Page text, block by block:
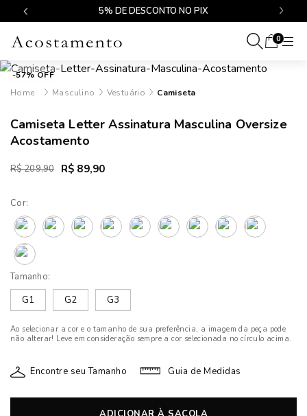
5% DE DESCONTO NO PIX
0
-57% OFF
Masculino
Vestuário Camiseta
Camiseta Letter Assinatura Masculina Oversize
Acostamento
R$ 209,90 R$ 89,90
Cor:
Tamanho:
G1
G2 G3
Ao selecionar a cor e o tamanho de sua preferência, a imagem da peça pode
não alterar! Leve em consideração sempre a cor selecionada no círculo acima.
Encontre seu Tamanho Guia de Medidas